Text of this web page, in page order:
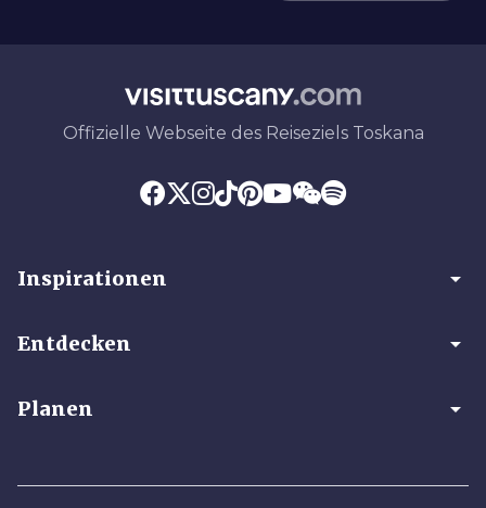
Offizielle Webseite des Reiseziels Toskana
Inspirationen arrow_drop_down
Entdecken arrow_drop_down
Planen arrow_drop_down